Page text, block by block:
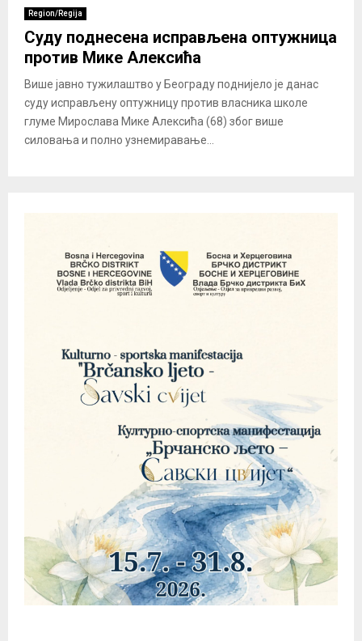
Region/Regija
Суду поднесена исправљена оптужница
против Мике Алексића
Више јавно тужилаштво у Београду поднијело је данас
суду исправљену оптужницу против власника школе
глуме Мирослава Мике Алексића (68) због више
силовања и полно узнемиравање...